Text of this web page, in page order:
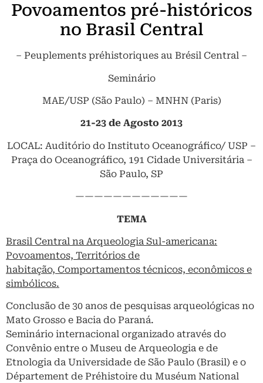
Povoamentos pré-históricos
no Brasil Central
– Peuplements préhistoriques au Brésil Central –
Seminário
MAE/USP (São Paulo) – MNHN (Paris)
21-23 de Agosto 2013
LOCAL: Auditório do Instituto Oceanográfico/ USP –
Praça do Oceanográfico, 191 Cidade Universitária –
São Paulo, SP
————————————
TEMA
Brasil Central na Arqueologia Sul-americana:
Povoamentos, Territórios de
habitação, Comportamentos técnicos, econômicos e
simbólicos.
Conclusão de 30 anos de pesquisas arqueológicas no
Mato Grosso e Bacia do Paraná.
Seminário internacional organizado através do
Convênio entre o Museu de Arqueologia e de
Etnologia da Universidade de São Paulo (Brasil) e o
Département de Préhistoire du Muséum National